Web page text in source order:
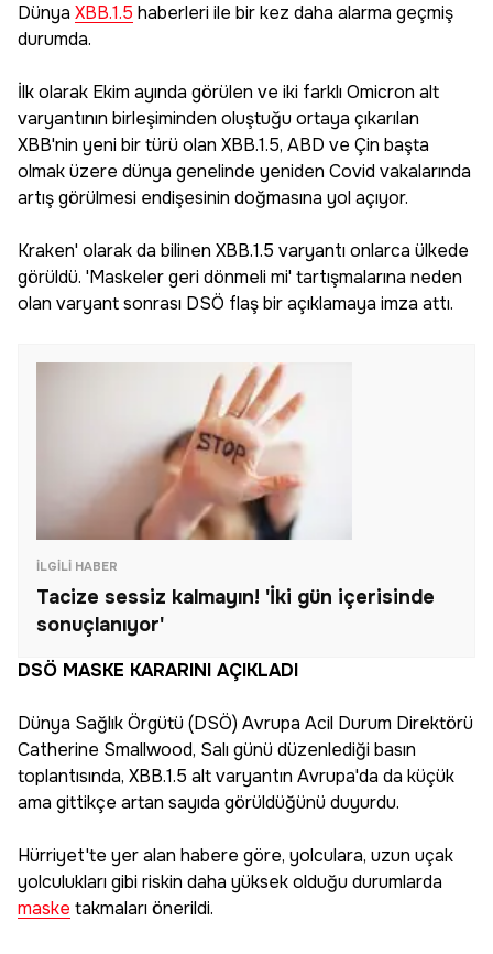
Dünya XBB.1.5 haberleri ile bir kez daha alarma geçmiş
durumda.
İlk olarak Ekim ayında görülen ve iki farklı Omicron alt
varyantının birleşiminden oluştuğu ortaya çıkarılan
XBB'nin yeni bir türü olan XBB.1.5, ABD ve Çin başta
olmak üzere dünya genelinde yeniden Covid vakalarında
artış görülmesi endişesinin doğmasına yol açıyor.
Kraken' olarak da bilinen XBB.1.5 varyantı onlarca ülkede
görüldü. 'Maskeler geri dönmeli mi' tartışmalarına neden
olan varyant sonrası DSÖ flaş bir açıklamaya imza attı.
İLGILI HABER
Tacize sessiz kalmayın! 'İki gün içerisinde
sonuçlanıyor'
DSÖ MASKE KARARINI AÇIKLADI
Dünya Sağlık Örgütü (DSÖ) Avrupa Acil Durum Direktörü
Catherine Smallwood, Salı günü düzenlediği basın
toplantısında, XBB.1.5 alt varyantın Avrupa'da da küçük
ama gittikçe artan sayıda görüldüğünü duyurdu.
Hürriyet'te yer alan habere göre, yolculara, uzun uçak
yolculukları gibi riskin daha yüksek olduğu durumlarda
maske takmaları önerildi.